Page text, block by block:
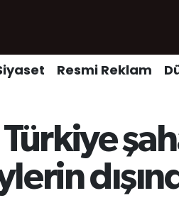
Resmi Reklam